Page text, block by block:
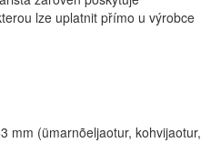
lze uplatnit přímo u výrobce
mm (ümarnõeljaotur, kohvijaotur,